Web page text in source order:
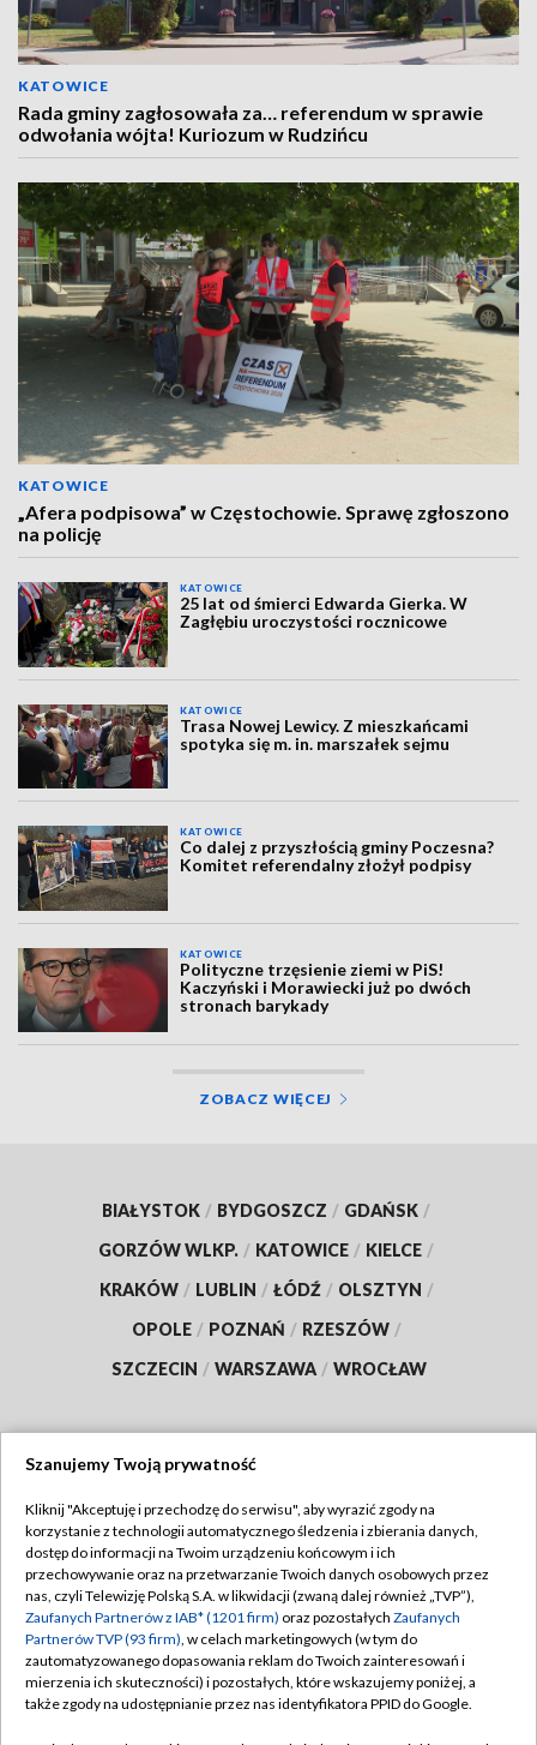
KATOWICE
Rada gminy zagłosowała za… referendum w sprawie
odwołania wójta! Kuriozum w Rudzińcu
KATOWICE
„Afera podpisowa” w Częstochowie. Sprawę zgłoszono
na policję
KATOWICE
25 lat od śmierci Edwarda Gierka. W
Zagłębiu uroczystości rocznicowe
KATOWICE
Trasa Nowej Lewicy. Z mieszkańcami
spotyka się m. in. marszałek sejmu
KATOWICE
Co dalej z przyszłością gminy Poczesna?
Komitet referendalny złożył podpisy
KATOWICE
Polityczne trzęsienie ziemi w PiS!
Kaczyński i Morawiecki już po dwóch
stronach barykady
ZOBACZ WIĘCEJ
BIAŁYSTOK / BYDGOSZCZ / GDAŃSK /
GORZÓW WLKP. / KATOWICE / KIELCE /
KRAKÓW / LUBLIN / ŁÓDŹ / OLSZTYN /
OPOLE / POZNAŃ / RZESZÓW /
SZCZECIN / WARSZAWA / WROCŁAW
TVP
Abonament TVP
Emisja w TVP
Centrum informacji TVP
Naziemna Telewizja Cyfrowa
Regulamin TVP
Polityka prywatności
Moje zgody
Pomoc
Szanujemy Twoją prywatność
Kliknij "Akceptuję i przechodzę do serwisu", aby wyrazić zgody na
korzystanie z technologii automatycznego śledzenia i zbierania danych,
dostęp do informacji na Twoim urządzeniu końcowym i ich
przechowywanie oraz na przetwarzanie Twoich danych osobowych przez
nas, czyli Telewizję Polską S.A. w likwidacji (zwaną dalej również „TVP”),
Zaufanych Partnerów z IAB* (1201 firm) oraz pozostałych Zaufanych
Partnerów TVP (93 firm), w celach marketingowych (w tym do
zautomatyzowanego dopasowania reklam do Twoich zainteresowań i
mierzenia ich skuteczności) i pozostałych, które wskazujemy poniżej, a
także zgody na udostępnianie przez nas identyfikatora PPID do Google.